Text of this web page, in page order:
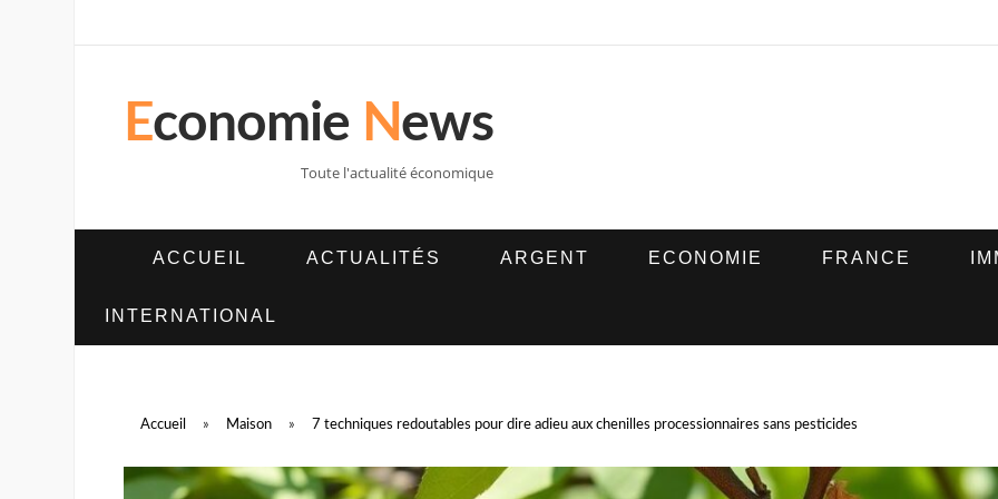
Economie News
Toute l'actualité économique
ACCUEIL ACTUALITÉS ARGENT ECONOMIE FRANCE
INTERNATIONAL
Accueil » Maison » 7 techniques redoutables pour dire adieu aux chenilles processionnaires sans pesticides